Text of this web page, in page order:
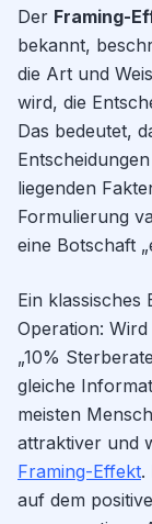
Der Framing-
bekannt,
die Art und
wird, die
Das bedeutet,
liegenden
Formulierung
eine Botschaft
Ein klassisches
Operation:
„10%
gleiche
meisten
attraktiver und
Framing-Effekt.
auf dem